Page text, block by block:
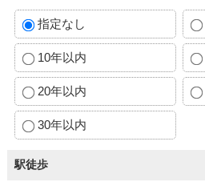
指定なし
10年以内
20年以内
30年以内
駅徒歩